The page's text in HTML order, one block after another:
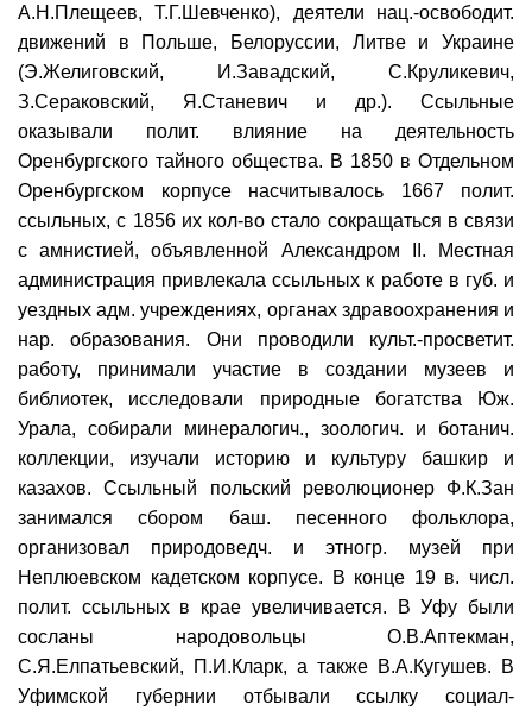
А.Н.Плещеев, Т.Г.Шевченко), деятели нац.-освободит.
движений в Польше, Белоруссии, Литве и Украине
(Э.Желиговский, И.Завадский, С.Круликевич,
З.Сераковский, Я.Станевич и др.). Ссыльные
оказывали полит. влияние на деятельность
Оренбургского тайного общества. В 1850 в Отдельном
Оренбургском корпусе насчитывалось 1667 полит.
ссыльных, с 1856 их кол-во стало сокращаться в связи
с амнистией, объявленной Александром II. Местная
администрация привлекала ссыльных к работе в губ. и
уездных адм. учреждениях, органах здравоохранения и
нар. образования. Они проводили культ.-просветит.
работу, принимали участие в создании музеев и
библиотек, исследовали природные богатства Юж.
Урала, собирали минералогич., зоологич. и ботанич.
коллекции, изучали историю и культуру башкир и
казахов. Ссыльный польский революционер Ф.К.Зан
занимался сбором баш. песенного фольклора,
организовал природоведч. и этногр. музей при
Неплюевском кадетском корпусе. В конце 19 в. числ.
полит. ссыльных в крае увеличивается. В Уфу были
сосланы народовольцы О.В.Аптекман,
С.Я.Елпатьевский, П.И.Кларк, а также В.А.Кугушев. В
Уфимской губернии отбывали ссылку социал-